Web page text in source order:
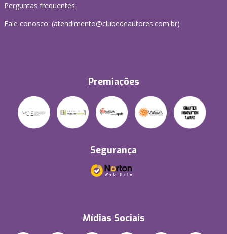
Perguntas frequentes
Fale conosco: (atendimento@clubedeautores.com.br)
Premiações
Segurança
Mídias Sociais